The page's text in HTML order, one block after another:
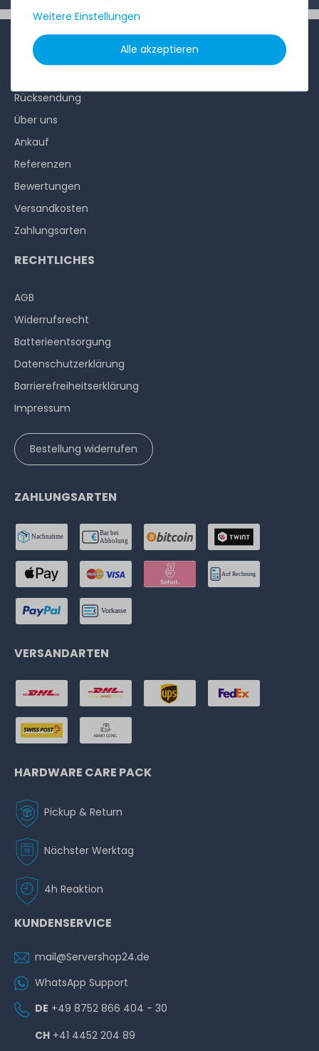
Weitere Einstellungen
Alle akzeptieren
INFORMATIONEN
Rücksendung
Über uns
Ankauf
Referenzen
Bewertungen
Versandkosten
Zahlungsarten
RECHTLICHES
AGB
Widerrufs­recht
Batterieentsorgung
Datenschutzerklärung
Barrierefreiheitserklärung
Impressum
Bestellung widerrufen
ZAHLUNGSARTEN
VERSANDARTEN
HARDWARE CARE PACK
Pickup & Return
Nächster Werktag
4h Reaktion
KUNDENSERVICE
mail@Servershop24.de
WhatsApp Support
DE +49 8752 866 404 - 30
CH +41 4452 204 89